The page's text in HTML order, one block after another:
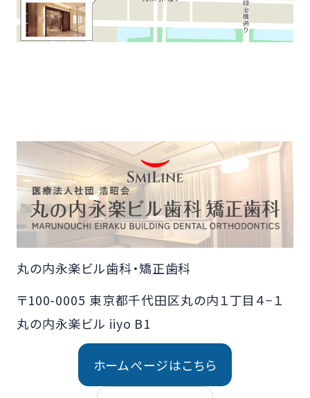
丸の内永楽ビル歯科・矯正歯科
〒100-0005 東京都千代田区丸の内１丁目４−１
丸の内永楽ビル iiyo B1
ホームページはこちら